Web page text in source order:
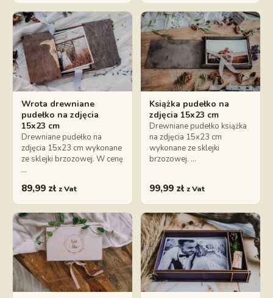
Wrota drewniane
pudełko na zdjęcia
15x23 cm
Drewniane pudełko na
zdjęcia 15x23 cm wykonane
ze sklejki brzozowej. W cenę
…
89,99 zł z Vat
Książka pudełko na
zdjęcia 15x23 cm
Drewniane pudełko książka
na zdjęcia 15x23 cm
wykonane ze sklejki
brzozowej. …
99,99 zł z Vat